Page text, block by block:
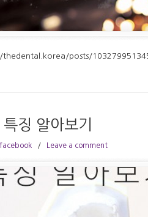
posts/
징 알아보기
/ Leave a comment